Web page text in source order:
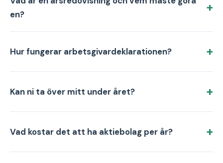
en?
Hur fungerar arbetsgivardeklarationen?
Kan ni ta över mitt under året?
Vad kostar det att ha aktiebolag per år?